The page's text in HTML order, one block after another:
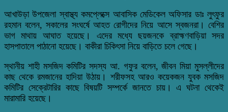
আখাউড়া উপজেলা স্বাস্থ্য কমপ্লেক্সে আবাসিক মেডিকেল অফিসার ডাঃ লুৎফুর
রহমান বলেন, সকালের সংঘর্ষে আহত রোগীদের নিয়ে আসে স্বজনরা। বেশির
ভাগ মাথায় আঘাত হয়েছে। এদের মধ্যে ছয়জনকে ব্রাহ্মণবাড়িয়া সদর
হাসপাতালে পাঠানো হয়েছে। বাকীরা চিকিৎসা নিয়ে বাড়িতে চলে গেছে।
স্থানীয় শাহী মসজিদ কমিটির সদস্য আ. গফুর বলেন, জীবন মিয়া মুসল্লীদের
কাছ থেকে রমজানের হাদিয়া উঠায়। শরীফসহ আরও কয়েকজন যুবক মসজিদ
কমিটির সেক্রেটারির কাছে বিষয়টি সম্পর্কে জানতে চায়। এ ঘটনা থেকেই
মারামারি হয়েছে।